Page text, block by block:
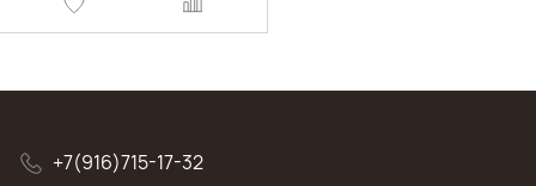
+7(916)715-17-32